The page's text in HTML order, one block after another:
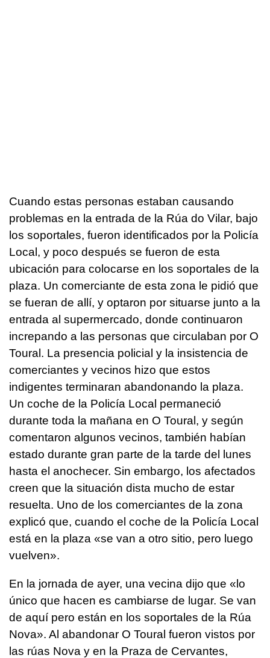
Cuando estas personas estaban causando
problemas en la entrada de la Rúa do Vilar, bajo
los soportales, fueron identificados por la Policía
Local, y poco después se fueron de esta
ubicación para colocarse en los soportales de la
plaza. Un comerciante de esta zona le pidió que
se fueran de allí, y optaron por situarse junto a la
entrada al supermercado, donde continuaron
increpando a las personas que circulaban por O
Toural. La presencia policial y la insistencia de
comerciantes y vecinos hizo que estos
indigentes terminaran abandonando la plaza.
Un coche de la Policía Local permaneció
durante toda la mañana en O Toural, y según
comentaron algunos vecinos, también habían
estado durante gran parte de la tarde del lunes
hasta el anochecer. Sin embargo, los afectados
creen que la situación dista mucho de estar
resuelta. Uno de los comerciantes de la zona
explicó que, cuando el coche de la Policía Local
está en la plaza «se van a otro sitio, pero luego
vuelven».
En la jornada de ayer, una vecina dijo que «lo
único que hacen es cambiarse de lugar. Se van
de aquí pero están en los soportales de la Rúa
Nova». Al abandonar O Toural fueron vistos por
las rúas Nova y en la Praza de Cervantes,